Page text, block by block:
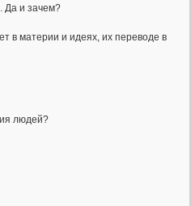
Да и зачем?
в материи и идеях, их переводе в
людей?